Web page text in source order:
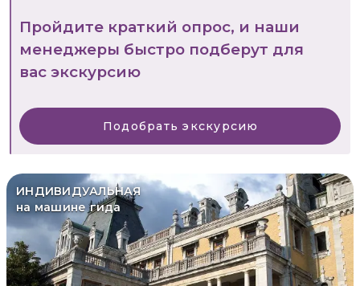
Пройдите краткий опрос, и наши
менеджеры быстро подберут для
вас экскурсию
Подобрать экскурсию
ИНДИВИДУАЛЬНАЯ
на машине гида